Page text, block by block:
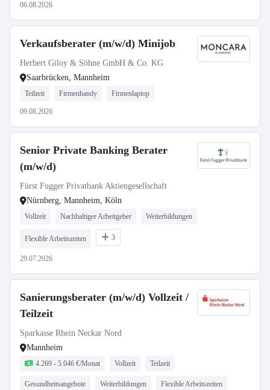
06.08.2026
Verkaufsberater (m/w/d) Minijob
Herbert Giloy & Söhne GmbH & Co. KG
Saarbrücken, Mannheim
Teilzeit Firmenhandy Firmenlaptop
09.08.2026
Senior Private Banking Berater
(m/w/d)
Fürst Fugger Privatbank Aktiengesellschaft
Nürnberg, Mannheim, Köln
Vollzeit Nachhaltiger Arbeitgeber Weiterbildungen
Flexible Arbeitszeiten 3
29.07.2026
Sanierungsberater (m/w/d) Vollzeit /
Teilzeit
Sparkasse Rhein Neckar Nord
Mannheim
4.269 - 5.046 €/Monat Vollzeit Teilzeit
Gesundheitsangebote Weiterbildungen Flexible Arbeitszeiten